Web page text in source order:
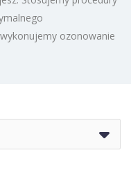
ozonowanie